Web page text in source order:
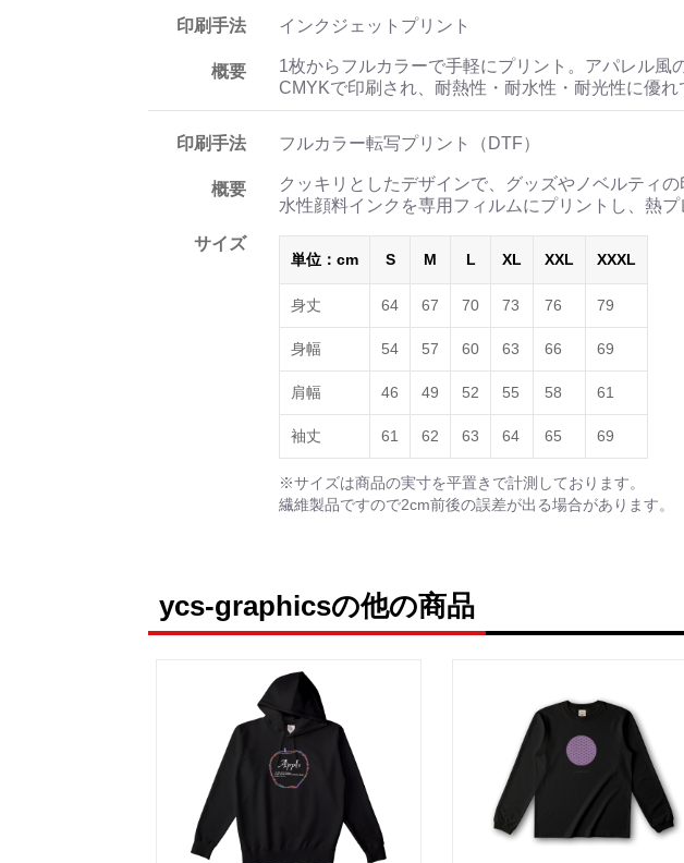
印刷手法 インクジェットプリント
概要
1枚からフルカラーで手軽にプリント。アパレル風
CMYKで印刷され、耐熱性・耐水性・耐光性に優
印刷手法 フルカラー転写プリント（DTF）
概要
クッキリとしたデザインで、グッズやノベルティの
水性顔料インクを専用フィルムにプリントし、熱
サイズ
単位：cm S M L XL XXL XXXL
身丈 64 67 70 73 76 79
身幅 54 57 60 63 66 69
肩幅 46 49 52 55 58 61
袖丈 61 62 63 64 65 69
※サイズは商品の実寸を平置きで計測しております。
繊維製品ですので2cm前後の誤差が出る場合があります。
ycs-graphicsの他の商品